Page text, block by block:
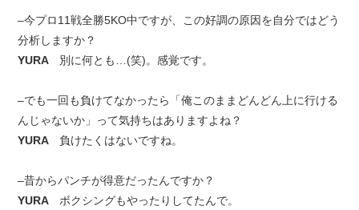
–今プロ11戦全勝5KO中ですが、この好調の原因を自分ではどう
分析しますか？
YURA 別に何とも…(笑)。感覚です。
–でも一回も負けてなかったら「俺このままどんどん上に行ける
んじゃないか」って気持ちはありますよね？
YURA 負けたくはないですね。
–昔からパンチが得意だったんですか？
YURA ボクシングもやったりしてたんで。